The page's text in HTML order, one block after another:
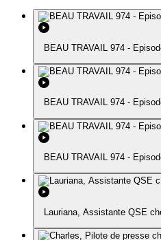
BEAU TRAVAIL 974 -
BEAU
BEAU
Lauriana, Assistante QSE